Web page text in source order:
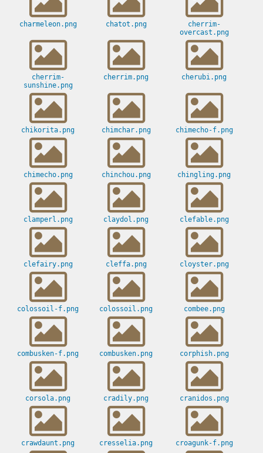
charmeleon.png chatot.png
cherrim-
overcast.png
cherrim-
sunshine.png
cherrim.png cherubi.png
chikorita.png chimchar.png chimecho-f.png
chimecho.png chinchou.png chingling.png
clamperl.png claydol.png clefable.png
clefairy.png cleffa.png cloyster.png
colossoil-f.png colossoil.png combee.png
combusken-f.png combusken.png corphish.png
corsola.png cradily.png cranidos.png
crawdaunt.png cresselia.png croagunk-f.png